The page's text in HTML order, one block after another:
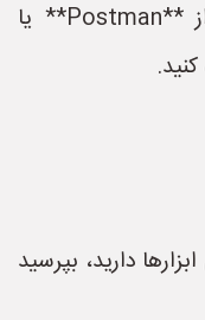
4. اگر با **API** کار می‌کنید، از **Postman** یا
دارید، بپرسید